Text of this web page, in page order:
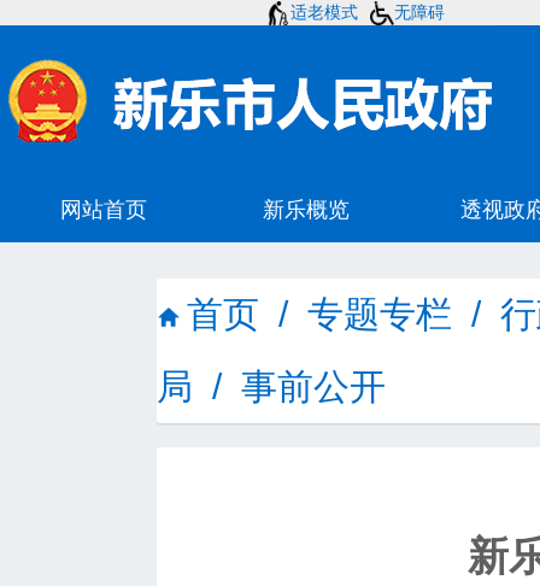
适老模式 无障碍
首页 / 专题专栏 /
局 / 事前公开
新